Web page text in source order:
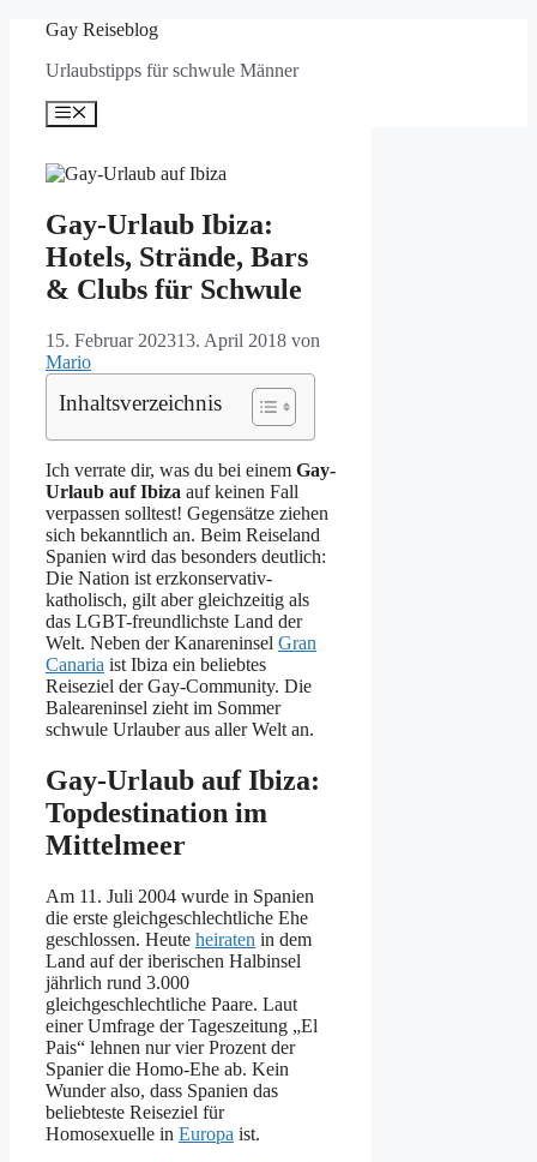
springen
Gay Reiseblog
Urlaubstipps für schwule Männer
Menü
Gay-Urlaub Ibiza:
Hotels, Strände, Bars
& Clubs für Schwule
15. Februar 202313. April 2018 von
Mario
Inhaltsverzeichnis
Ich verrate dir, was du bei einem Gay-
Urlaub auf Ibiza auf keinen Fall
verpassen solltest! Gegensätze ziehen
sich bekanntlich an. Beim Reiseland
Spanien wird das besonders deutlich:
Die Nation ist erzkonservativ-
katholisch, gilt aber gleichzeitig als
das LGBT-freundlichste Land der
Welt. Neben der Kanareninsel Gran
Canaria ist Ibiza ein beliebtes
Reiseziel der Gay-Community. Die
Baleareninsel zieht im Sommer
schwule Urlauber aus aller Welt an.
Gay-Urlaub auf Ibiza:
Topdestination im
Mittelmeer
Am 11. Juli 2004 wurde in Spanien
die erste gleichgeschlechtliche Ehe
geschlossen. Heute heiraten in dem
Land auf der iberischen Halbinsel
jährlich rund 3.000
gleichgeschlechtliche Paare. Laut
einer Umfrage der Tageszeitung „El
Pais“ lehnen nur vier Prozent der
Spanier die Homo-Ehe ab. Kein
Wunder also, dass Spanien das
beliebteste Reiseziel für
Homosexuelle in Europa ist.